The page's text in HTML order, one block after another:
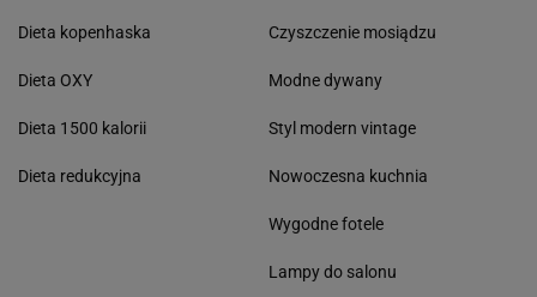
Dieta kopenhaska
Dieta OXY
Dieta 1500 kalorii
Dieta redukcyjna
Czyszczenie mosiądzu
Modne dywany
Styl modern vintage
Nowoczesna kuchnia
Wygodne fotele
Lampy do salonu